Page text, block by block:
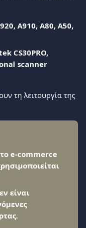
A910, Α80, A50,
CS30PRO,
scanner
τη λειτουργία της
e-commerce
είναι